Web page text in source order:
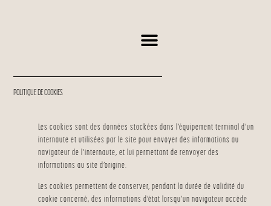
POLITIQUE DE COOKIES
Les cookies sont des données stockées dans l’équipement terminal d’un
internaute et utilisées par le site pour envoyer des informations au
navigateur de l’internaute, et lui permettant de renvoyer des
informations au site d’origine.
Les cookies permettent de conserver, pendant la durée de validité du
cookie concerné, des informations d’état lorsqu’un navigateur accède